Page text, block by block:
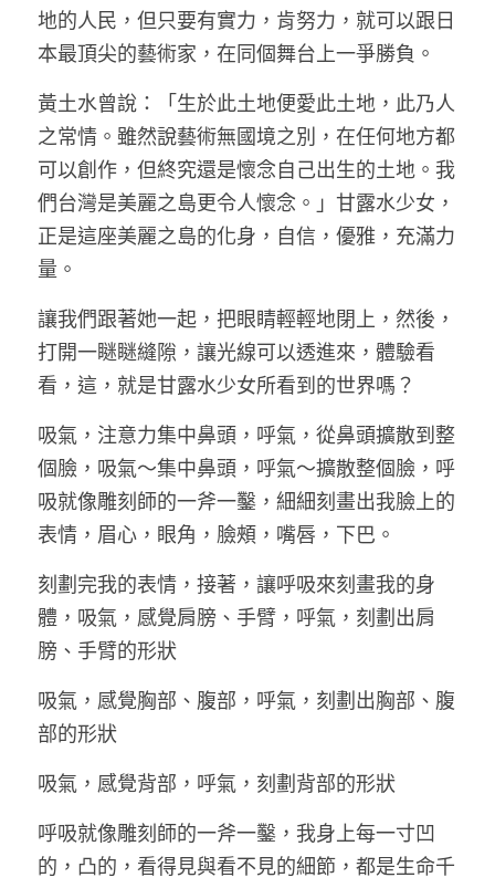
地的人民，但只要有實力，肯努力，就可以跟日
本最頂尖的藝術家，在同個舞台上一爭勝負。
黃土水曾說：「生於此土地便愛此土地，此乃人
之常情。雖然說藝術無國境之別，在任何地方都
可以創作，但終究還是懷念自己出生的土地。我
們台灣是美麗之島更令人懷念。」甘露水少女，
正是這座美麗之島的化身，自信，優雅，充滿力
量。
讓我們跟著她一起，把眼睛輕輕地閉上，然後，
打開一瞇瞇縫隙，讓光線可以透進來，體驗看
看，這，就是甘露水少女所看到的世界嗎？
吸氣，注意力集中鼻頭，呼氣，從鼻頭擴散到整
個臉，吸氣～集中鼻頭，呼氣～擴散整個臉，呼
吸就像雕刻師的一斧一鑿，細細刻畫出我臉上的
表情，眉心，眼角，臉頰，嘴唇，下巴。
刻劃完我的表情，接著，讓呼吸來刻畫我的身
體，吸氣，感覺肩膀、手臂，呼氣，刻劃出肩
膀、手臂的形狀
吸氣，感覺胸部、腹部，呼氣，刻劃出胸部、腹
部的形狀
吸氣，感覺背部，呼氣，刻劃背部的形狀
呼吸就像雕刻師的一斧一鑿，我身上每一寸凹
的，凸的，看得見與看不見的細節，都是生命千